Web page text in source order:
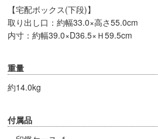
【宅配ボックス(下段)】
取り出し口：約幅33.0×高さ55.0cm
内寸：約幅39.0×D36.5×Ｈ59.5cm
重量
約14.0kg
付属品